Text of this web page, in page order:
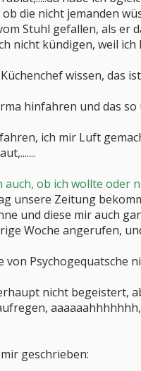
die nicht jemanden
Stuhl gefallen, als er
nicht kündigen, weil
wissen, das
hinfahren und das
ich mir Luft
auch, ob ich wollte oder
unsere Zeitung
und diese mir auch
Woche angerufen,
von Psychogequatsche
nicht begeistert,
geschrieben: